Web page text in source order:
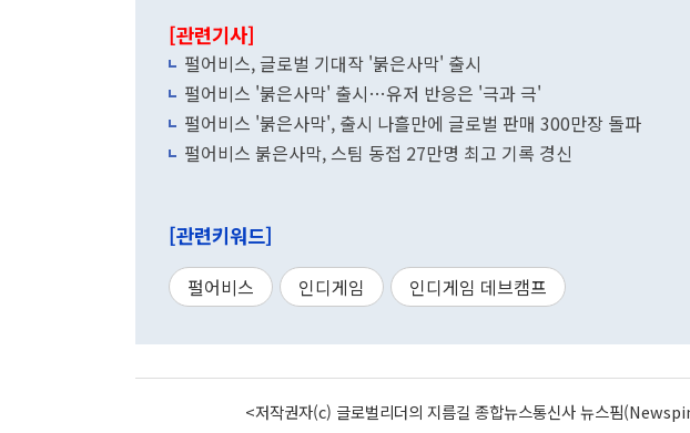
[관련기사]
펄어비스, 글로벌 기대작 '붉은사막' 출시
펄어비스 '붉은사막' 출시…유저 반응은 '극과 극'
펄어비스 '붉은사막', 출시 나흘만에 글로벌 판매 300만장 돌파
펄어비스 붉은사막, 스팀 동접 27만명 최고 기록 경신
[관련키워드]
펄어비스 인디게임 인디게임 데브캠프
<저작권자(c) 글로벌리더의 지름길 종합뉴스통신사 뉴스핌